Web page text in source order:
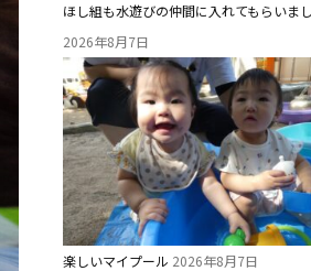
ほし組も水遊びの仲間に入れてもらいま
2026年8月7日
楽しいマイプール 2026年8月7日